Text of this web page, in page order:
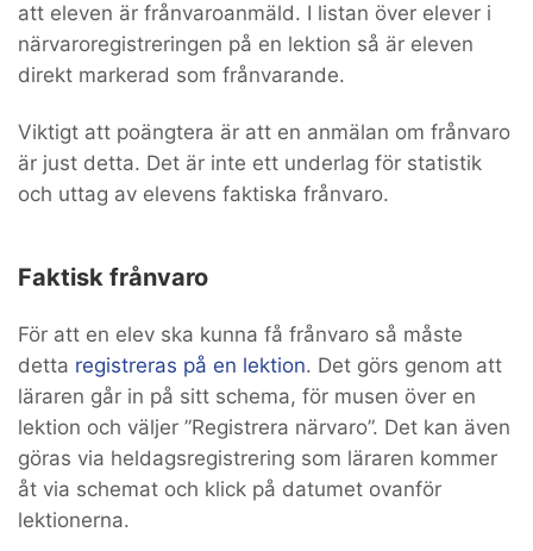
att eleven är frånvaroanmäld. I listan över elever i
närvaroregistreringen på en lektion så är eleven
direkt markerad som frånvarande.
Viktigt att poängtera är att en anmälan om frånvaro
är just detta. Det är inte ett underlag för statistik
och uttag av elevens faktiska frånvaro.
Faktisk frånvaro
För att en elev ska kunna få frånvaro så måste
detta registreras på en lektion. Det görs genom att
läraren går in på sitt schema, för musen över en
lektion och väljer ”Registrera närvaro”. Det kan även
göras via heldagsregistrering som läraren kommer
åt via schemat och klick på datumet ovanför
lektionerna.